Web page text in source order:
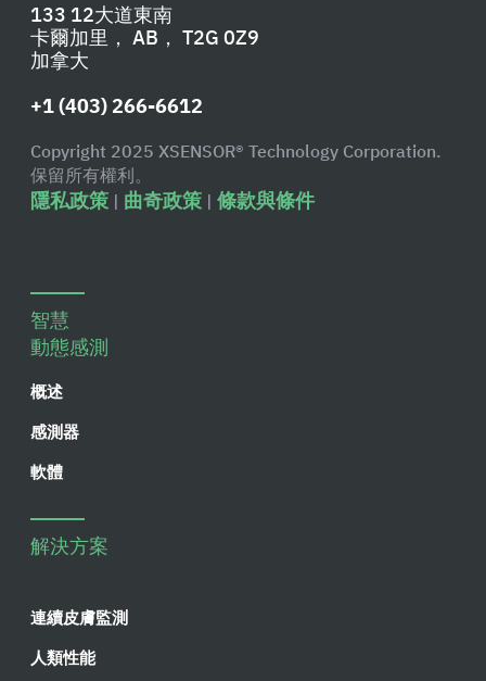
133 12大道東南
卡爾加里， AB， T2G 0Z9
加拿大
+1 (403) 266-6612
Copyright 2025 XSENSOR® Technology Corporation.
保留所有權利。
隱私政策 | 曲奇政策 | 條款與條件
智慧
動態感測
概述
感測器
軟體
解決方案
連續皮膚監測
人類性能